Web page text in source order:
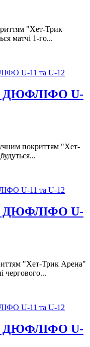
"Хет-Трик
матчі 1-го...
ДЮФЛІФО U-
покриттям "Хет-
ДЮФЛІФО U-
"Хет-Трик Арена"
чергового...
ДЮФЛІФО U-